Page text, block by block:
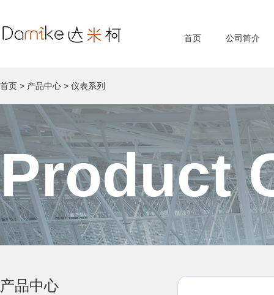
首页 公司简介
首页 > 产品中心 > 仪表系列
Product
产品中心